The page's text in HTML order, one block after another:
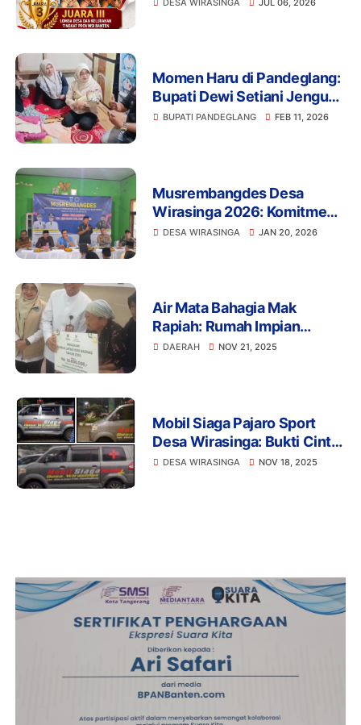
Momen Haru di Pandeglang:
Bupati Dewi Setiani Jenguk
Bayi yang Lahir di Mobil
BUPATI PANDEGLANG FEB 11, 2026
Musrembangdes Desa
Wirasinga 2026: Komitmen
Pembangunan di Tengah
DESA WIRASINGA JAN 20, 2026
Air Mata Bahagia Mak
Rapiah: Rumah Impian
Terwujud Berkat Bantuan
DAERAH NOV 21, 2025
Mobil Siaga Pajaro Sport
Desa Wirasinga: Bukti Cinta
Kades Syafardi untuk Warga
DESA WIRASINGA NOV 18, 2025